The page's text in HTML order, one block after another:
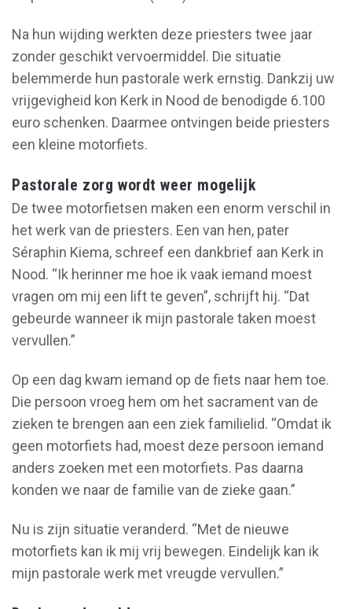
Na hun wijding werkten deze priesters twee jaar
zonder geschikt vervoermiddel. Die situatie
belemmerde hun pastorale werk ernstig. Dankzij uw
vrijgevigheid kon Kerk in Nood de benodigde 6.100
euro schenken. Daarmee ontvingen beide priesters
een kleine motorfiets.
Pastorale zorg wordt weer mogelijk
De twee motorfietsen maken een enorm verschil in
het werk van de priesters. Een van hen, pater
Séraphin Kiema, schreef een dankbrief aan Kerk in
Nood. “Ik herinner me hoe ik vaak iemand moest
vragen om mij een lift te geven”, schrijft hij. “Dat
gebeurde wanneer ik mijn pastorale taken moest
vervullen.”
Op een dag kwam iemand op de fiets naar hem toe.
Die persoon vroeg hem om het sacrament van de
zieken te brengen aan een ziek familielid. “Omdat ik
geen motorfiets had, moest deze persoon iemand
anders zoeken met een motorfiets. Pas daarna
konden we naar de familie van de zieke gaan.”
Nu is zijn situatie veranderd. “Met de nieuwe
motorfiets kan ik mij vrij bewegen. Eindelijk kan ik
mijn pastorale werk met vreugde vervullen.”